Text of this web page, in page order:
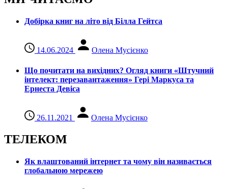
Добірка книг на літо від Білла Гейтса
14.06.2024 Олена Мусієнко
Що почитати на вихідних? Огляд книги «Штучний
інтелект: перезавантаження» Гері Маркуса та
Ернеста Девіса
26.11.2021 Олена Мусієнко
ТЕЛЕКОМ
Як влаштований інтернет та чому він називається
глобальною мережею